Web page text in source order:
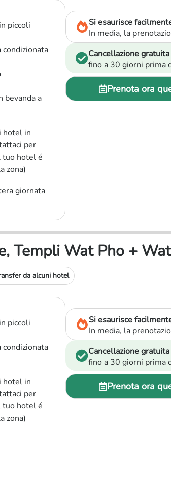
piccoli
condizionata
bevanda a
hotel in
per
tuo hotel é
zona)
giornata
Si esaurisce
In media, la
Cancellazione gratuita
fino a 30 giorni prima
Prenota ora
Templi Wat Pho +
da alcuni hotel
piccoli
condizionata
hotel in
per
tuo hotel é
zona)
Si esaurisce
In media, la
Cancellazione gratuita
fino a 30 giorni prima
Prenota ora